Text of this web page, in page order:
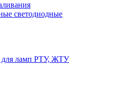
светодиодные
для ламп РТУ, ЖТУ